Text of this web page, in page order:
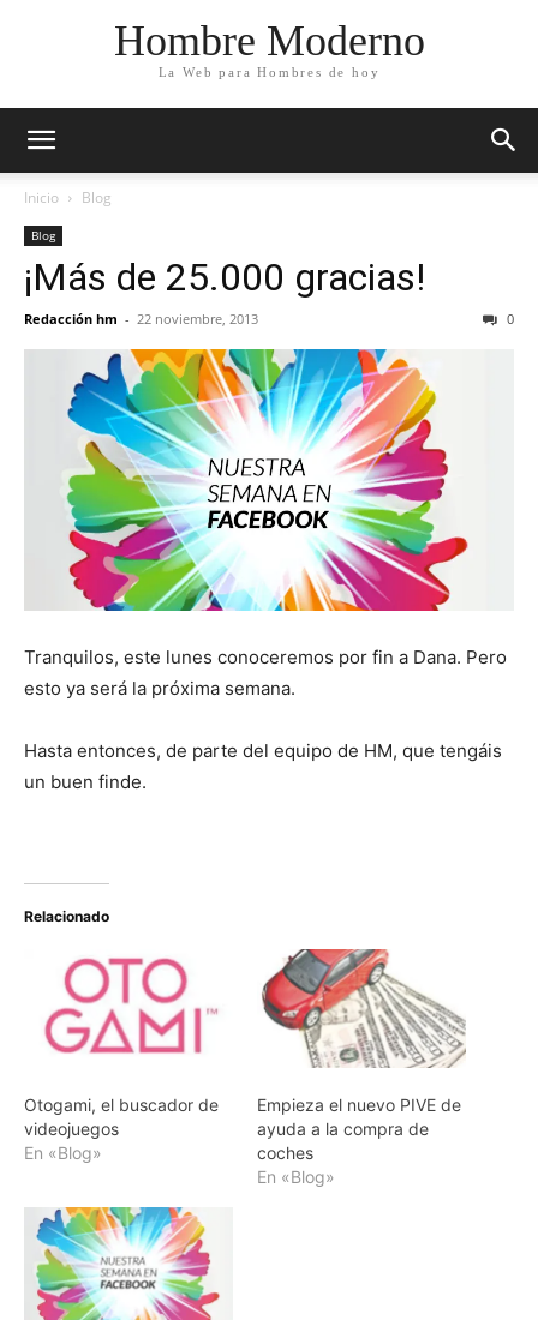
Hombre Moderno
La Web para Hombres de hoy
Inicio Blog
Blog
¡Más de 25.000 gracias!
Redacción hm - 22 noviembre, 2013 0
Tranquilos, este lunes conoceremos por fin a Dana. Pero
esto ya será la próxima semana.
Hasta entonces, de parte del equipo de HM, que tengáis
un buen finde.
Relacionado
Otogami, el buscador de
videojuegos
En «Blog»
Empieza el nuevo PIVE de
ayuda a la compra de
coches
En «Blog»